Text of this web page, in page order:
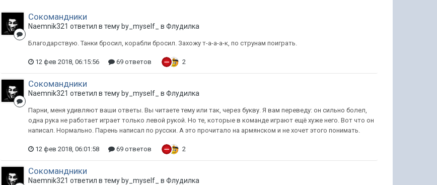
Сокомандники
Naemnik321 ответил в тему by_myself_ вФлудилка
Благодарствую. Танки бросил, корабли бросил. Захожу т-а-а-а-к, по струнам поиграть.
12 фев 2018, 06:15:56 69 ответов 2
Сокомандники
Naemnik321 ответил в тему by_myself_ вФлудилка
Парни, меня удивляют ваши ответы. Вы читаете тему или так, через букву. Я вам переведу: он сильно болел,
одна рука не работает играет только левой рукой. Но те, которые в команде играют ещё хуже него. Вот что он
написал. Нормально. Парень написал по русски. А это прочитало на армянском и не хочет этого понимать.
12 фев 2018, 06:01:58 69 ответов 2
Сокомандники
Naemnik321 ответил в тему by_myself_ вФлудилка